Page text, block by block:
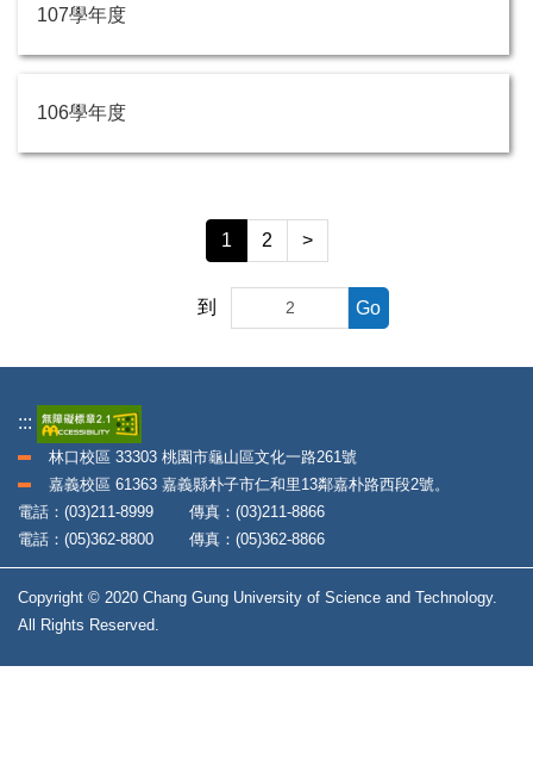
107學年度
106學年度
1 2 >
到 Go
:::
林口校區 33303 桃園市龜山區文化一路261號
嘉義校區 61363 嘉義縣朴子市仁和里13鄰嘉朴路西段2號。
電話：(03)211-8999 傳真：(03)211-8866
電話：(05)362-8800 傳真：(05)362-8866
Copyright © 2020 Chang Gung University of Science and Technology.
All Rights Reserved.